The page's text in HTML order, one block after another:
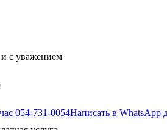
с уважением
054-731-0054Написать в WhatsApp